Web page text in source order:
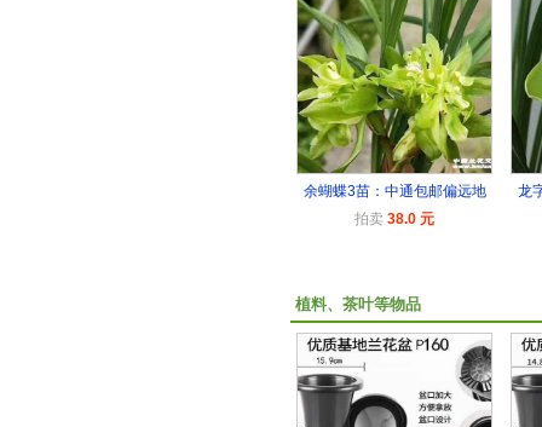
余蝴蝶3苗：中通包邮偏远地
拍卖 38.0 元
龙
植料、茶叶等物品